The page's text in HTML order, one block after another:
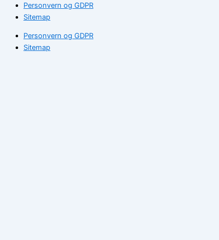
Personvern og GDPR
Sitemap
Personvern og GDPR
Sitemap